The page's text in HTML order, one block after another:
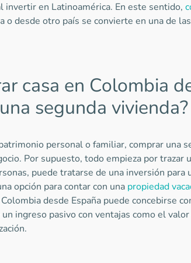
invertir en Latinoamérica. En este sentido,
o desde otro país se convierte en una de las
casa en Colombia
segunda vivienda?
personal o familiar, comprar una
Por supuesto, todo empieza por trazar
puede tratarse de una inversión para
opción para contar con una propiedad
desde España puede concebirse
ingreso pasivo con ventajas como el